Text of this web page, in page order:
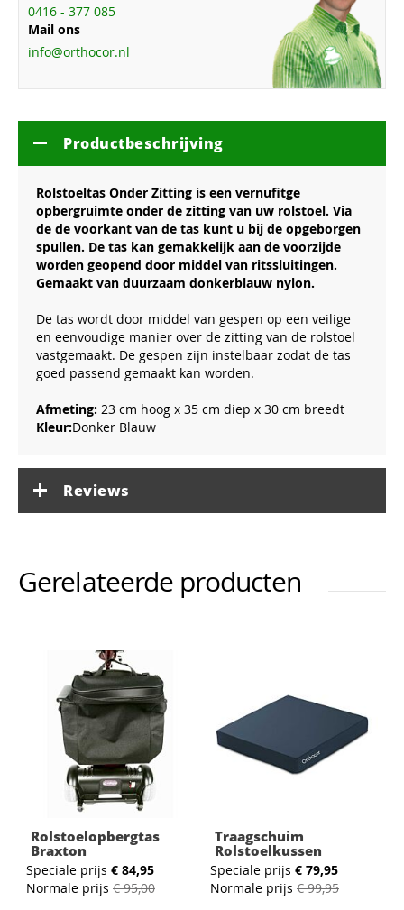
0416 - 377 085
Mail ons
info@orthocor.nl
Productbeschrijving
Rolstoeltas Onder Zitting is een vernufitge
opbergruimte onder de zitting van uw rolstoel. Via
de de voorkant van de tas kunt u bij de opgeborgen
spullen. De tas kan gemakkelijk aan de voorzijde
worden geopend door middel van ritssluitingen.
Gemaakt van duurzaam donkerblauw nylon.
De tas wordt door middel van gespen op een veilige
en eenvoudige manier over de zitting van de rolstoel
vastgemaakt. De gespen zijn instelbaar zodat de tas
goed passend gemaakt kan worden.
Afmeting: 23 cm hoog x 35 cm diep x 30 cm breedt
Kleur:Donker Blauw
Reviews
Gerelateerde producten
Rolstoelopbergtas
Braxton
Speciale prijs € 84,95
Normale prijs € 95,00
Traagschuim
Rolstoelkussen
Speciale prijs € 79,95
Normale prijs € 99,95